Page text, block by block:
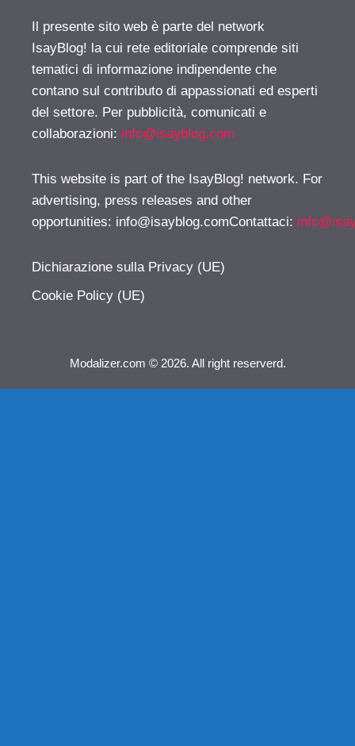
Il presente sito web è parte del network
IsayBlog! la cui rete editoriale comprende siti
tematici di informazione indipendente che
contano sul contributo di appassionati ed esperti
del settore. Per pubblicità, comunicati e
collaborazioni: info@isayblog.com
This website is part of the IsayBlog! network. For
advertising, press releases and other
opportunities: info@isayblog.comContattaci:
Dichiarazione sulla Privacy (UE)
Cookie Policy (UE)
Modalizer.com © 2026. All right reserverd.